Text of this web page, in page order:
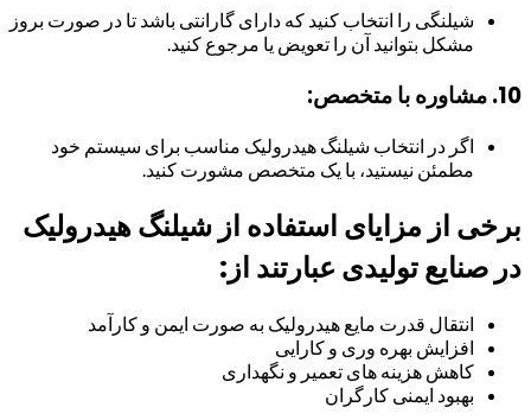
شیلنگی را انتخاب کنید که دارای گارانتی باشد تا در صورت بروز
مشکل بتوانید آن را تعویض یا مرجوع کنید.
10. مشاوره با متخصص:
اگر در انتخاب شیلنگ هیدرولیک مناسب برای سیستم خود
مطمئن نیستید، با یک متخصص مشورت کنید.
برخی از مزایای استفاده از شیلنگ هیدرولیک
در صنایع تولیدی عبارتند از:
انتقال قدرت مایع هیدرولیک به صورت ایمن و کارآمد
افزایش بهره وری و کارایی
کاهش هزینه های تعمیر و نگهداری
بهبود ایمنی کارگران